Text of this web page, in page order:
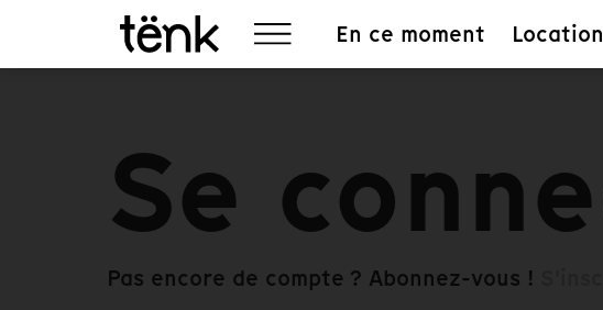
En ce moment Location
Se
Pas encore de compte ? Abonnez-vous !